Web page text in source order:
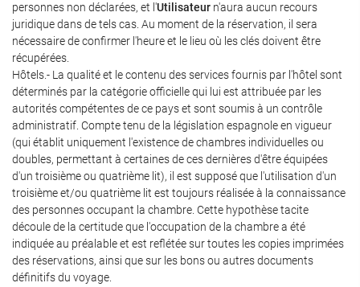
personnes non déclarées, et l'Utilisateur n'aura aucun recours
juridique dans de tels cas. Au moment de la réservation, il sera
nécessaire de confirmer l'heure et le lieu où les clés doivent être
récupérées.
Hôtels.- La qualité et le contenu des services fournis par l'hôtel sont
déterminés par la catégorie officielle qui lui est attribuée par les
autorités compétentes de ce pays et sont soumis à un contrôle
administratif. Compte tenu de la législation espagnole en vigueur
(qui établit uniquement l'existence de chambres individuelles ou
doubles, permettant à certaines de ces dernières d'être équipées
d'un troisième ou quatrième lit), il est supposé que l'utilisation d'un
troisième et/ou quatrième lit est toujours réalisée à la connaissance
des personnes occupant la chambre. Cette hypothèse tacite
découle de la certitude que l'occupation de la chambre a été
indiquée au préalable et est reflétée sur toutes les copies imprimées
des réservations, ainsi que sur les bons ou autres documents
définitifs du voyage.